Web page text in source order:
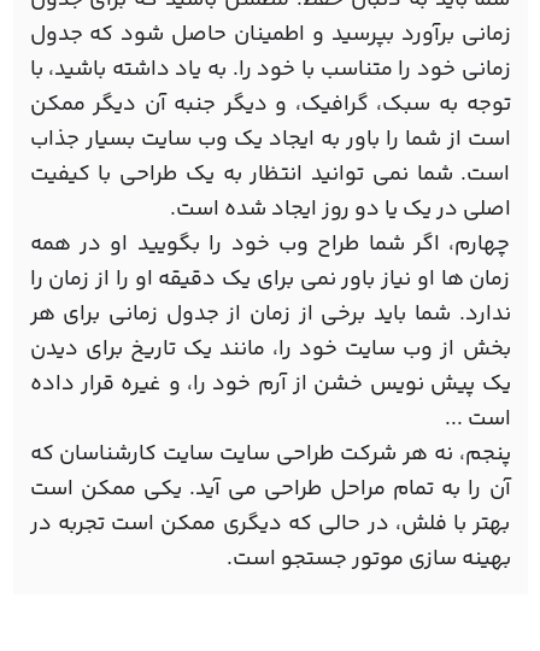
زمانی برآورد بپرسید و اطمینان حاصل شود که جدول
زمانی خود را متناسب با خود را. به یاد داشته باشید، با
توجه به سبک، گرافیک، و دیگر جنبه آن دیگر ممکن
است از شما را باور به ایجاد یک وب سایت بسیار جذاب
است. شما نمی توانید انتظار به یک طراحی با کیفیت
اصلی در یک یا دو روز ایجاد شده است.
چهارم، اگر شما طراح وب خود را بگویید او در همه
زمان ها او نیاز باور نمی برای یک دقیقه او را از زمان را
ندارد. شما باید برخی از زمان از جدول زمانی برای هر
بخش از وب سایت خود را، مانند یک تاریخ برای دیدن
یک پیش نویس خشن از آرم خود را، و غیره قرار داده
است ...
پنجم، نه هر شرکت طراحی سایت سایت کارشناسان که
آن را به تمام مراحل طراحی می آید. یکی ممکن است
بهتر با فلش، در حالی که دیگری ممکن است تجربه در
بهینه سازی موتور جستجو است.